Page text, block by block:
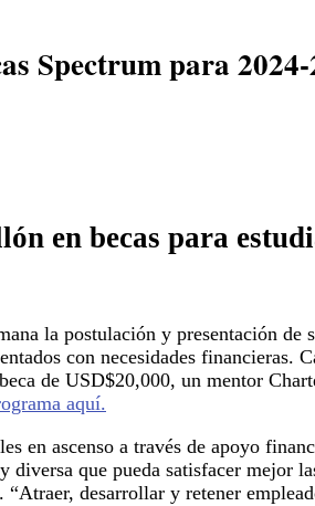
Spectrum para
en becas para
la postulación y presentación
con necesidades financieras.
de USD$20,000, un mentor
aquí.
en ascenso a través de apoyo
que pueda satisfacer mejor
desarrollar y retener